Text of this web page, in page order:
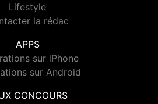
Lifestyle
la rédac
APPS
sur iPhone
sur Android
CONCOURS